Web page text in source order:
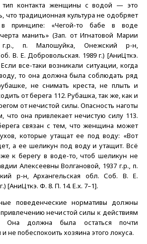
контакта женщины с водой — это
что традиционная культура не одобряет
принципе: «Чегой-то бабе в воде
манить» (Зап. от Игнатовой Марии
г.р., п. Малошуйка, Онежский р-н,
В. Е. Добровольская. 1989 г.) [АниЦткэ.
все-таки возникали ситуации, когда
то она должна была соблюдать ряд
не снимать креста, не плыть и
от берега 112. Рубашка, так же, как и
от нечистой силы. Опасность наготы
что она привлекает нечистую силу 113.
связан с тем, что женщина может
которые утащат ее под воду: «Вот
а ее шеликун под воду и утащит. Всё
к берегу в воде-то, чтоб шеликун не
Алексеевны Волгановой, 1937 г.р., п.
р-н, Архангельская обл. Соб. В. Е.
[АниЦткэ. Ф. 8. П. 14. Е.х. 7–1].
поведенческие нормативы должны
привлечению нечистой силы к действиям
должна была остаться почти
не побеспокоить хозяина этого локуса.